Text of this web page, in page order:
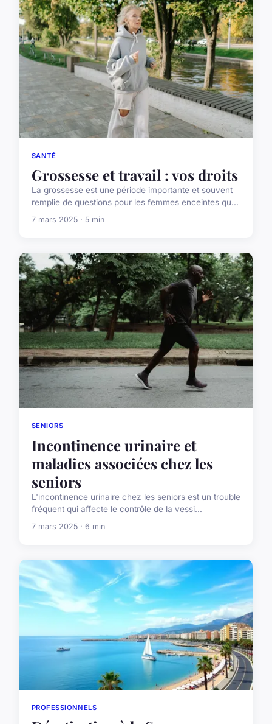
SANTÉ
Grossesse et travail : vos droits
La grossesse est une période importante et souvent
remplie de questions pour les femmes enceintes qu...
7 mars 2025 · 5 min
SENIORS
Incontinence urinaire et
maladies associées chez les
seniors
L'incontinence urinaire chez les seniors est un trouble
fréquent qui affecte le contrôle de la vessi...
7 mars 2025 · 6 min
PROFESSIONNELS